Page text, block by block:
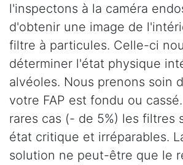
l'inspectons à la caméra
d'obtenir une image de
filtre à particules. Celle-ci
déterminer l'état physique
alvéoles. Nous prenons soin
votre FAP est fondu ou
rares cas (- de 5%) les filtres
état critique et irréparables.
solution ne peut-être que le